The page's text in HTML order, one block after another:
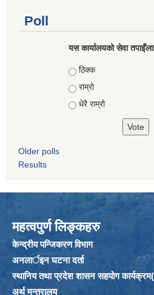
Poll
यस कार्यालयको सेवा
Choices
ठिक्क
राम्रो
धेरै राम्रो
Older polls
Results
महत्वपुर्ण लिङ्कहरु
केन्द्रीय पन्जिकरण विभाग
अनलार्इन घटना दर्ता
स्थानिय तथा प्रदेश शासन सहयोग
अर्थ मन्त्रालय